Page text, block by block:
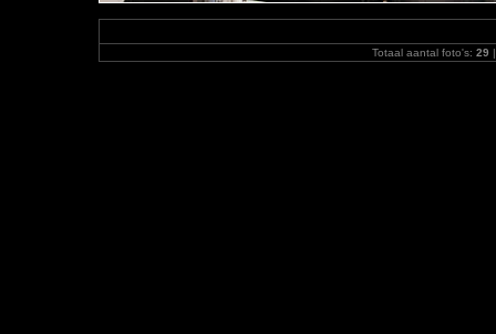
Totaal aantal foto's: 29